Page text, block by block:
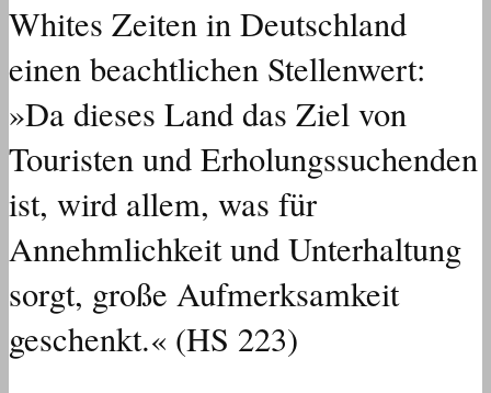
Whites Zeiten in Deutschland
einen beachtlichen Stellenwert:
»Da dieses Land das Ziel von
Touristen und Erholungssuchenden
ist, wird allem, was für
Annehmlichkeit und Unterhaltung
sorgt, große Aufmerksamkeit
geschenkt.« (HS 223)